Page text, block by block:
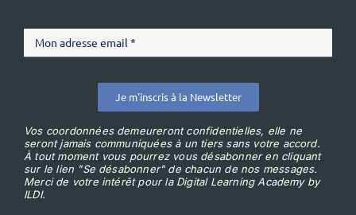
Je m'inscris à la Newsletter
Vos coordonnées demeureront confidentielles, elle ne
seront jamais communiquées à un tiers sans votre accord.
À tout moment vous pourrez vous désabonner en cliquant
sur le lien "Se désabonner" de chacun de nos messages.
Merci de votre intérêt pour la Digital Learning Academy by
ILDI.